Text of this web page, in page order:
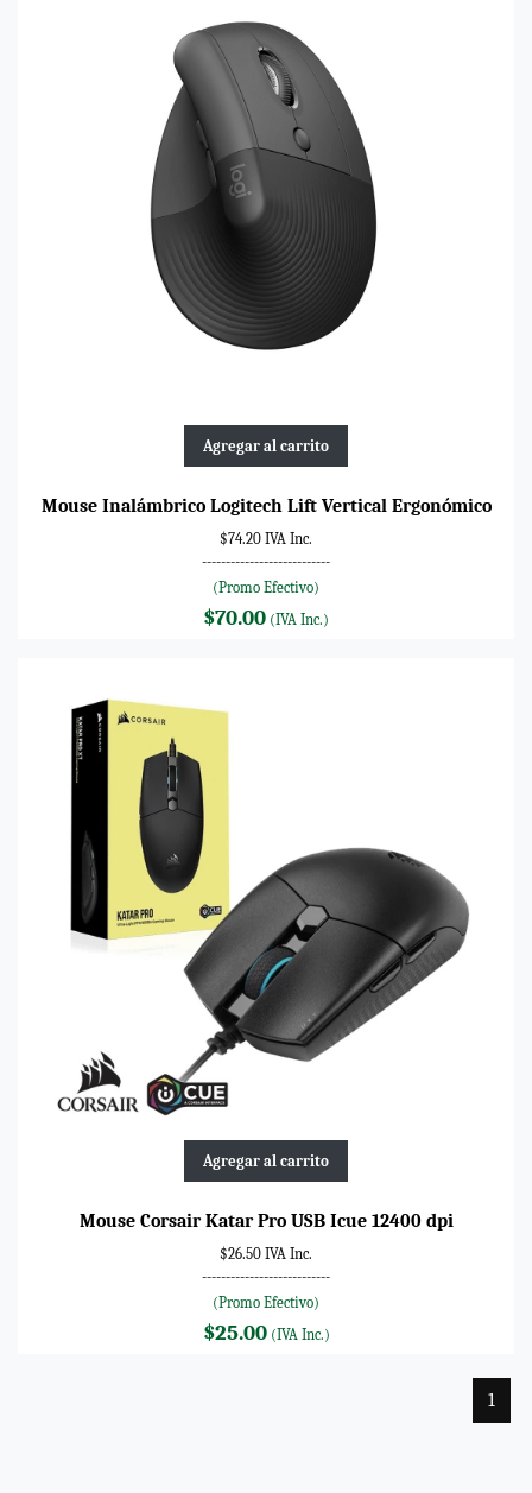
Agregar al carrito
Mouse Inalámbrico Logitech Lift Vertical Ergonómico
$74.20 IVA Inc.
---------------------------
(Promo Efectivo)
$70.00 (IVA Inc.)
Agregar al carrito
Mouse Corsair Katar Pro USB Icue 12400 dpi
$26.50 IVA Inc.
---------------------------
(Promo Efectivo)
$25.00(IVA Inc.)
1